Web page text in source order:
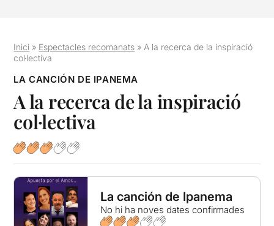
Inici » Espectacles recomanats » A la recerca de la inspiració
col·lectiva
LA CANCIÓN DE IPANEMA
A la recerca de la inspiració
col·lectiva
La canción de Ipanema
No hi ha noves dates confirmades